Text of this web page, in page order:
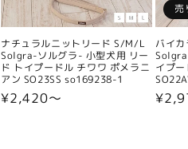
ナチュラルニットリード S/M/L
Solgra-ソルグラ- 小型犬用 リー
ド トイプードル チワワ ポメラニ
アン SO23SS so169238-1
通
¥2,420〜
売
バイ
イプ
通